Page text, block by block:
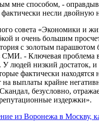
мне способом, -
несли двойную
совета «Экономики и
и очень большим
с золотым
СМИ. - Ключевая проблема
людей низкий достаток, и
фактически
выплаты крайне
безусловно,
издержки».
из Воронежа в Москву,